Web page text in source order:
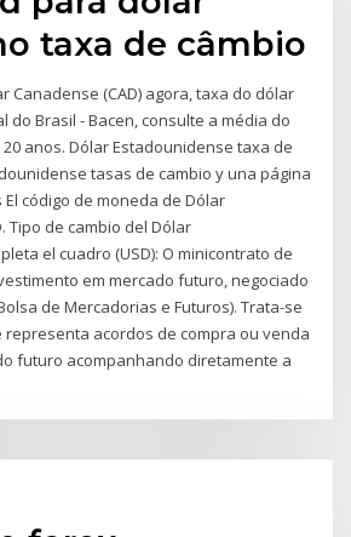
taxa de câmbio
Canadense (CAD) agora, taxa do dólar
do Brasil - Bacen, consulte a média do
anos. Dólar Estadounidense taxa de
tasas de cambio y una página
código de moneda de Dólar
Tipo de cambio del Dólar
el cuadro (USD): O minicontrato de
em mercado futuro, negociado
de Mercadorias e Futuros). Trata-se
representa acordos de compra ou venda
futuro acompanhando diretamente a